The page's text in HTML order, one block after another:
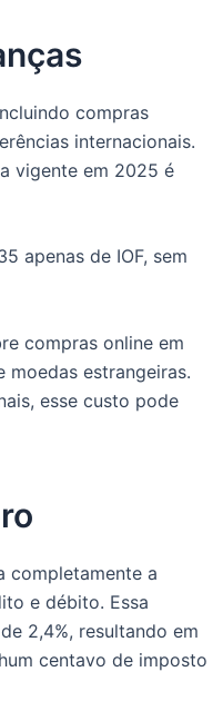
compras
internacionais.
vigente em 2025 é
apenas de IOF, sem
compras online em
moedas estrangeiras.
esse custo pode
completamente a
e débito. Essa
2,4%, resultando em
centavo de imposto